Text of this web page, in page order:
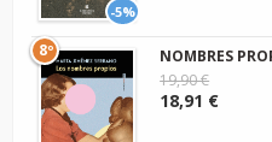
-5%
8º
NOMBRES
19,90 €
18,91 €